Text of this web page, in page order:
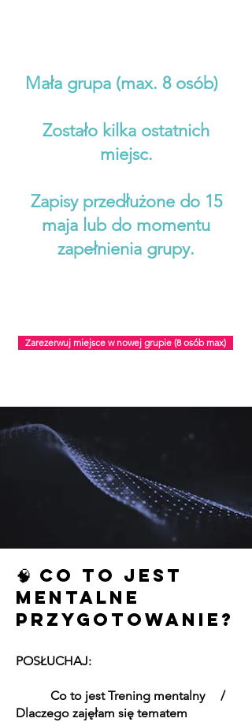
Mała grupa (max. 8 osób)
Zostało kilka ostatnich
miejsc.
Zapisy przedłużone do 15
maja lub do momentu
zapełnienia grupy.
Zarezerwuj miejsce w nowej grupie (8 osób max)
🧠 Co to jest
mentalne
przygotowanie?
​POSŁUCHAJ:
Co to jest Trening mentalny /
Dlaczego zajęłam się tematem